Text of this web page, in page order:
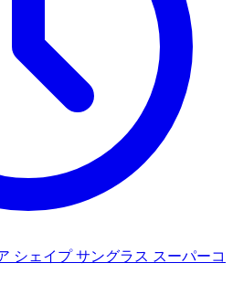
シェイプ サングラス スーパーコ